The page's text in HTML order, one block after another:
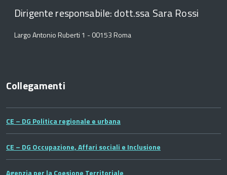
Dirigente responsabile: dott.ssa Sara Rossi
Largo Antonio Ruberti 1 - 00153 Roma
Collegamenti
CE – DG Politica regionale e urbana
CE – DG Occupazione, Affari sociali e Inclusione
Agenzia per la Coesione Territoriale